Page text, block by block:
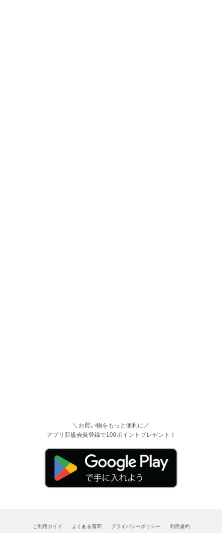
＼お買い物をもっと便利に／
アプリ新規会員登録で100ポイントプレゼント！
ご利用ガイド よくある質問 プライバシーポリシー 利用規約